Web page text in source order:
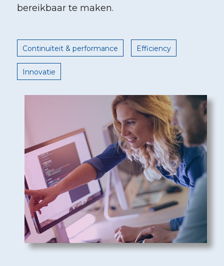
bereikbaar te maken.
Continuïteit & performance Efficiency
Innovatie